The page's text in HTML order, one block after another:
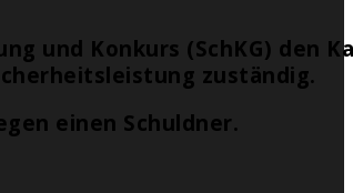
und Konkurs (SchKG) den
zuständig.
einen Schuldner.